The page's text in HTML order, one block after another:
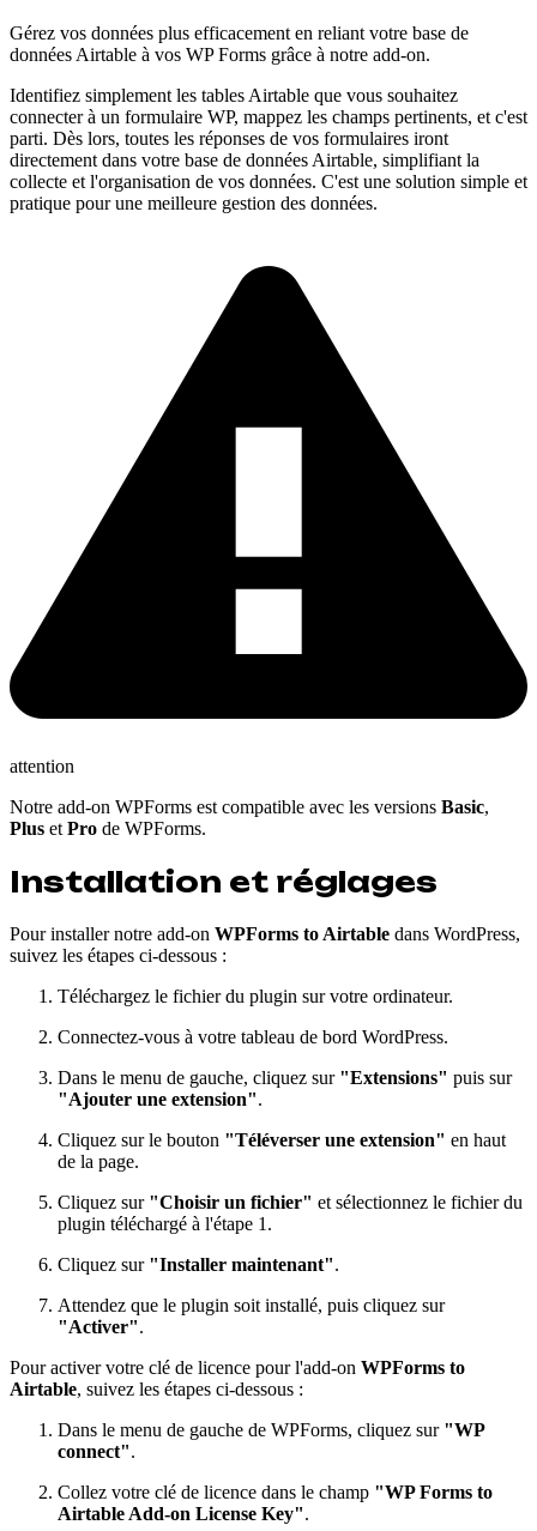
Gérez vos données plus efficacement en reliant votre base de
données Airtable à vos WP Forms grâce à notre add-on.
Identifiez simplement les tables Airtable que vous souhaitez
connecter à un formulaire WP, mappez les champs pertinents, et c'est
parti. Dès lors, toutes les réponses de vos formulaires iront
directement dans votre base de données Airtable, simplifiant la
collecte et l'organisation de vos données. C'est une solution simple et
pratique pour une meilleure gestion des données.
attention
Notre add-on WPForms est compatible avec les versions Basic,
Plus et Pro de WPForms.
Installation et réglages
Pour installer notre add-on WPForms to Airtable dans WordPress,
suivez les étapes ci-dessous :
Téléchargez le fichier du plugin sur votre ordinateur.
Connectez-vous à votre tableau de bord WordPress.
Dans le menu de gauche, cliquez sur "Extensions" puis sur
"Ajouter une extension".
Cliquez sur le bouton "Téléverser une extension" en haut
de la page.
Cliquez sur "Choisir un fichier" et sélectionnez le fichier du
plugin téléchargé à l'étape 1.
Cliquez sur "Installer maintenant".
Attendez que le plugin soit installé, puis cliquez sur
"Activer".
Pour activer votre clé de licence pour l'add-on WPForms to
Airtable, suivez les étapes ci-dessous :
Dans le menu de gauche de WPForms, cliquez sur "WP
connect".
Collez votre clé de licence dans le champ "WP Forms to
Airtable Add-on License Key".